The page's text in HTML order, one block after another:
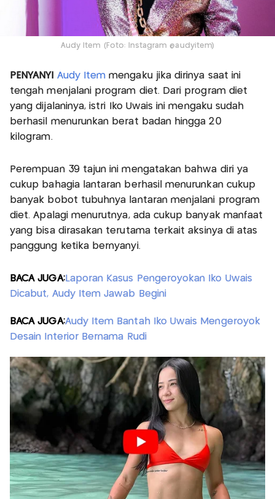
Audy Item (Foto: Instagram @audyitem)
PENYANYI Audy Item mengaku jika dirinya saat ini
tengah menjalani program diet. Dari program diet
yang dijalaninya, istri Iko Uwais ini mengaku sudah
berhasil menurunkan berat badan hingga 20
kilogram.
Perempuan 39 tajun ini mengatakan bahwa diri ya
cukup bahagia lantaran berhasil menurunkan cukup
banyak bobot tubuhnya lantaran menjalani program
diet. Apalagi menurutnya, ada cukup banyak manfaat
yang bisa dirasakan terutama terkait aksinya di atas
panggung ketika bernyanyi.
BACA JUGA:Laporan Kasus Pengeroyokan Iko Uwais
Dicabut, Audy Item Jawab Begini
BACA JUGA:Audy Item Bantah Iko Uwais Mengeroyok
Desain Interior Bernama Rudi